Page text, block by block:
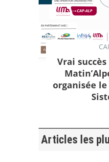
Vrai
organisée le
Articles les